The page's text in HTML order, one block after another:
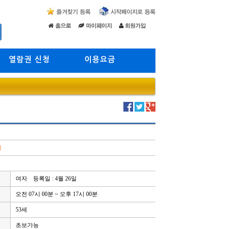
열람권 신청 이용요금
여자 등록일 : 4월 26일
오전 07시 00분 ~ 오후 17시 00분
53세
초보가능